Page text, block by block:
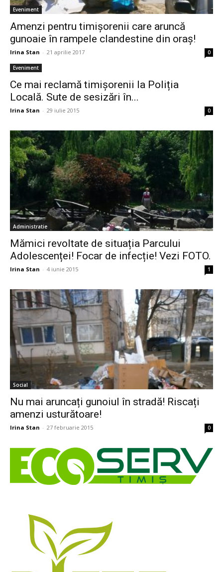
Eveniment
Amenzi pentru timișorenii care aruncă
gunoaie în rampele clandestine din oraș!
Irina Stan - 21 aprilie 2017 0
Eveniment
Ce mai reclamă timișorenii la Poliția
Locală. Sute de sesizări în...
Irina Stan - 29 iulie 2015 0
Administratie
Mămici revoltate de situația Parcului
Adolescenței! Focar de infecție! Vezi FOTO.
Irina Stan - 4 iunie 2015 1
Social
Nu mai aruncați gunoiul în stradă! Riscați
amenzi usturătoare!
Irina Stan - 27 februarie 2015 0